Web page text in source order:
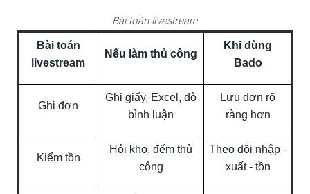
Bài toán livestream
Bài toán
livestream
Nếu làm thủ công
Khi dùng
Bado
Ghi đơn
Ghi giấy, Excel, dò
bình luận
Lưu đơn rõ
ràng hơn
Kiểm tồn
Hỏi kho, đếm thủ
công
Theo dõi nhập -
xuất - tồn